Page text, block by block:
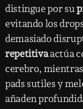
distingue por su
evitando los
demasiado
repetitivaactúa
cerebro,
pads sutiles y
añaden